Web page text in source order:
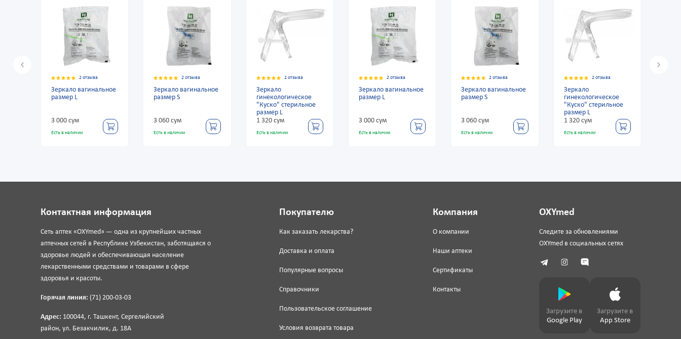
2 отзыва
Зеркало вагинальное
размер L
3 000 сум
Есть в наличии
2 отзыва
Зеркало вагинальное
размер S
3 060 сум
Есть в наличии
2 отзыва
Зеркало
гинекологическое
"Куско" стерильное
размер L
1 320 сум
Есть в наличии
2 отзыва
Зеркало вагинальное
размер L
3 000 сум
Есть в наличии
2 отзыва
Зеркало вагинальное
размер S
3 060 сум
Есть в наличии
2 отзыва
Зеркало
гинекологическое
"Куско" стерильное
размер L
1 320 сум
Есть в наличии
Контактная информация
Сеть аптек «OXYmed» — одна из крупнейших частных
аптечных сетей в Республике Узбекистан, заботящаяся о
здоровье людей и обеспечивающая население
лекарственными средствами и товарами в сфере
здоровья и красоты.
Горячая линия: (71) 200-03-03
Адрес: 100044, г. Ташкент, Сергелийский
район, ул. Безакчилик, д. 18А
Покупателю
Как заказать лекарства?
Доставка и оплата
Популярные вопросы
Справочники
Пользовательское соглашение
Условия возврата товара
Компания
О компании
Наши аптеки
Сертификаты
Контакты
OXYmed
Следите за обновлениями
OXYmed в социальных сетях
Загрузите в
Google Play
Загрузите в
App Store